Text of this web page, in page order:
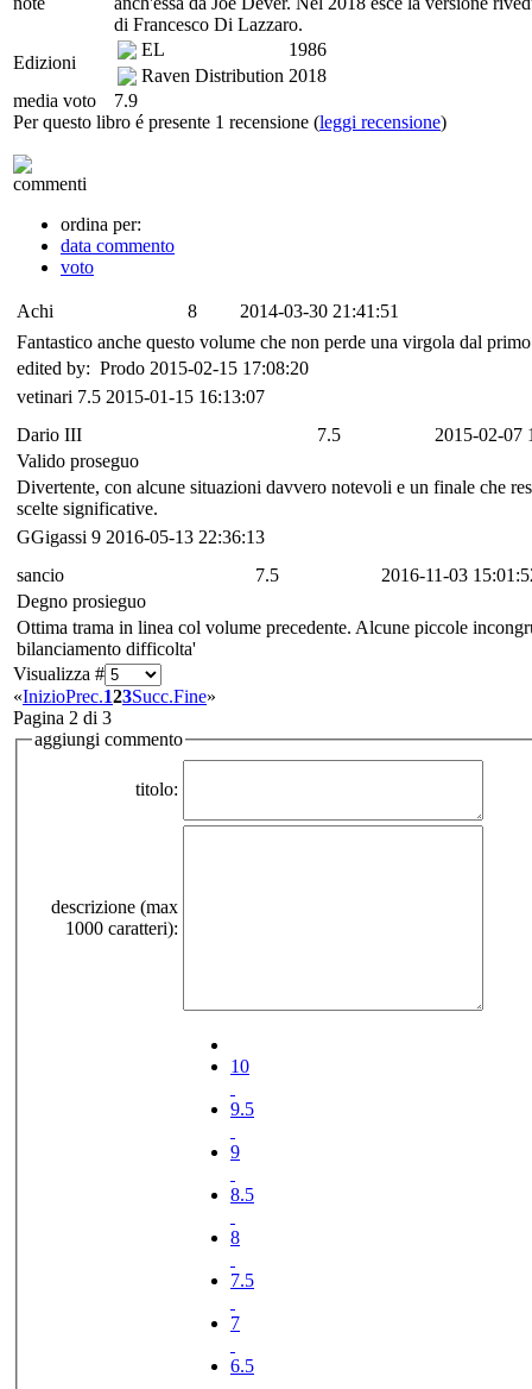
di Francesco Di Lazzaro.
Edizioni
EL
1986
Raven Distribution 2018
media voto
7.9
Per questo libro é presente 1 recensione (leggi recensione)
commenti
ordina per:
data commento
voto
Achi 8
2014-03-30 21:41:51
Fantastico anche questo volume che non perde una virgola dal
edited by: Prodo 2015-02-15 17:08:20
vetinari 7.5 2015-01-15 16:13:07
Dario III
7.5
2015-02-07
Valido proseguo
Divertente, con alcune situazioni davvero notevoli e un finale che
scelte significative.
GGigassi 9 2016-05-13 22:36:13
sancio
7.5
2016-11-03
Degno prosieguo
Ottima trama in linea col volume precedente. Alcune piccole
bilanciamento difficolta'
Visualizza #
«InizioPrec.123Succ.Fine»
Pagina 2 di 3
aggiungi commento
titolo:
descrizione (max
1000 caratteri):
10
9.5
9
8.5
8
7.5
7
6.5